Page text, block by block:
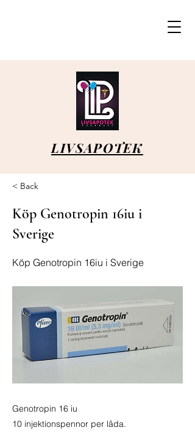
LIVSAPOTEK
< Back
Köp Genotropin 16iu i
Sverige
Köp Genotropin 16iu i Sverige
Genotropin 16 iu
10 injektionspennor per låda.